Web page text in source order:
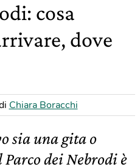
cosa
dove
Chiara Boracchi
sia una gita o
dei Nebrodi è